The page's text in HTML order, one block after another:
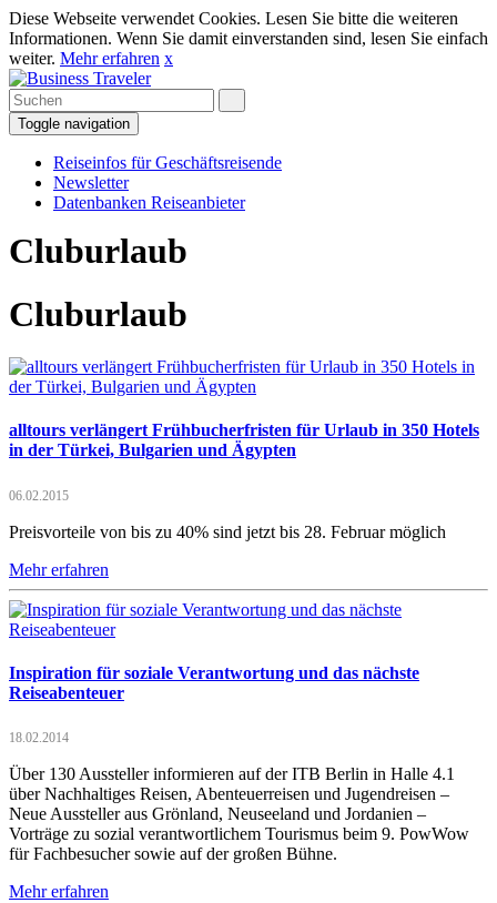
Diese Webseite verwendet Cookies. Lesen Sie bitte die weiteren
Informationen. Wenn Sie damit einverstanden sind, lesen Sie einfach
weiter. Mehr erfahren x
Toggle navigation
Reiseinfos für Geschäftsreisende
Newsletter
Datenbanken Reiseanbieter
Cluburlaub
Cluburlaub
alltours verlängert Frühbucherfristen für Urlaub in 350 Hotels
in der Türkei, Bulgarien und Ägypten
06.02.2015
Preisvorteile von bis zu 40% sind jetzt bis 28. Februar möglich
Mehr erfahren
Inspiration für soziale Verantwortung und das nächste
Reiseabenteuer
18.02.2014
Über 130 Aussteller informieren auf der ITB Berlin in Halle 4.1
über Nachhaltiges Reisen, Abenteuerreisen und Jugendreisen –
Neue Aussteller aus Grönland, Neuseeland und Jordanien –
Vorträge zu sozial verantwortlichem Tourismus beim 9. PowWow
für Fachbesucher sowie auf der großen Bühne.
Mehr erfahren